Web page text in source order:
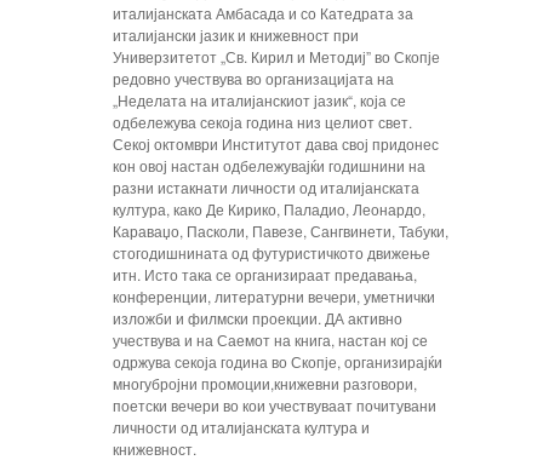
италијанската Амбасада и со Катедрата за
италијански јазик и книжевност при
Универзитетот „Св. Кирил и Методиј” во Скопје
редовно учествува во организацијата на
„Неделата на италијанскиот јазик“, која се
одбележува секоја година низ целиот свет.
Секој октомври Институтот дава свој придонес
кон овој настан одбележувајќи годишнини на
разни истакнати личности од италијанската
култура, како Де Кирико, Паладио, Леонардо,
Караваџо, Пасколи, Павезе, Сангвинети, Табуки,
стогодишнината од футуристичкото движење
итн. Исто така се организираат предавања,
конференции, литературни вечери, уметнички
изложби и филмски проекции. ДА активно
учествува и на Саемот на книга, настан кој се
одржува секоја година во Скопје, организирајќи
многубројни промоции,книжевни разговори,
поетски вечери во кои учествуваат почитувани
личности од италијанската култура и
книжевност.